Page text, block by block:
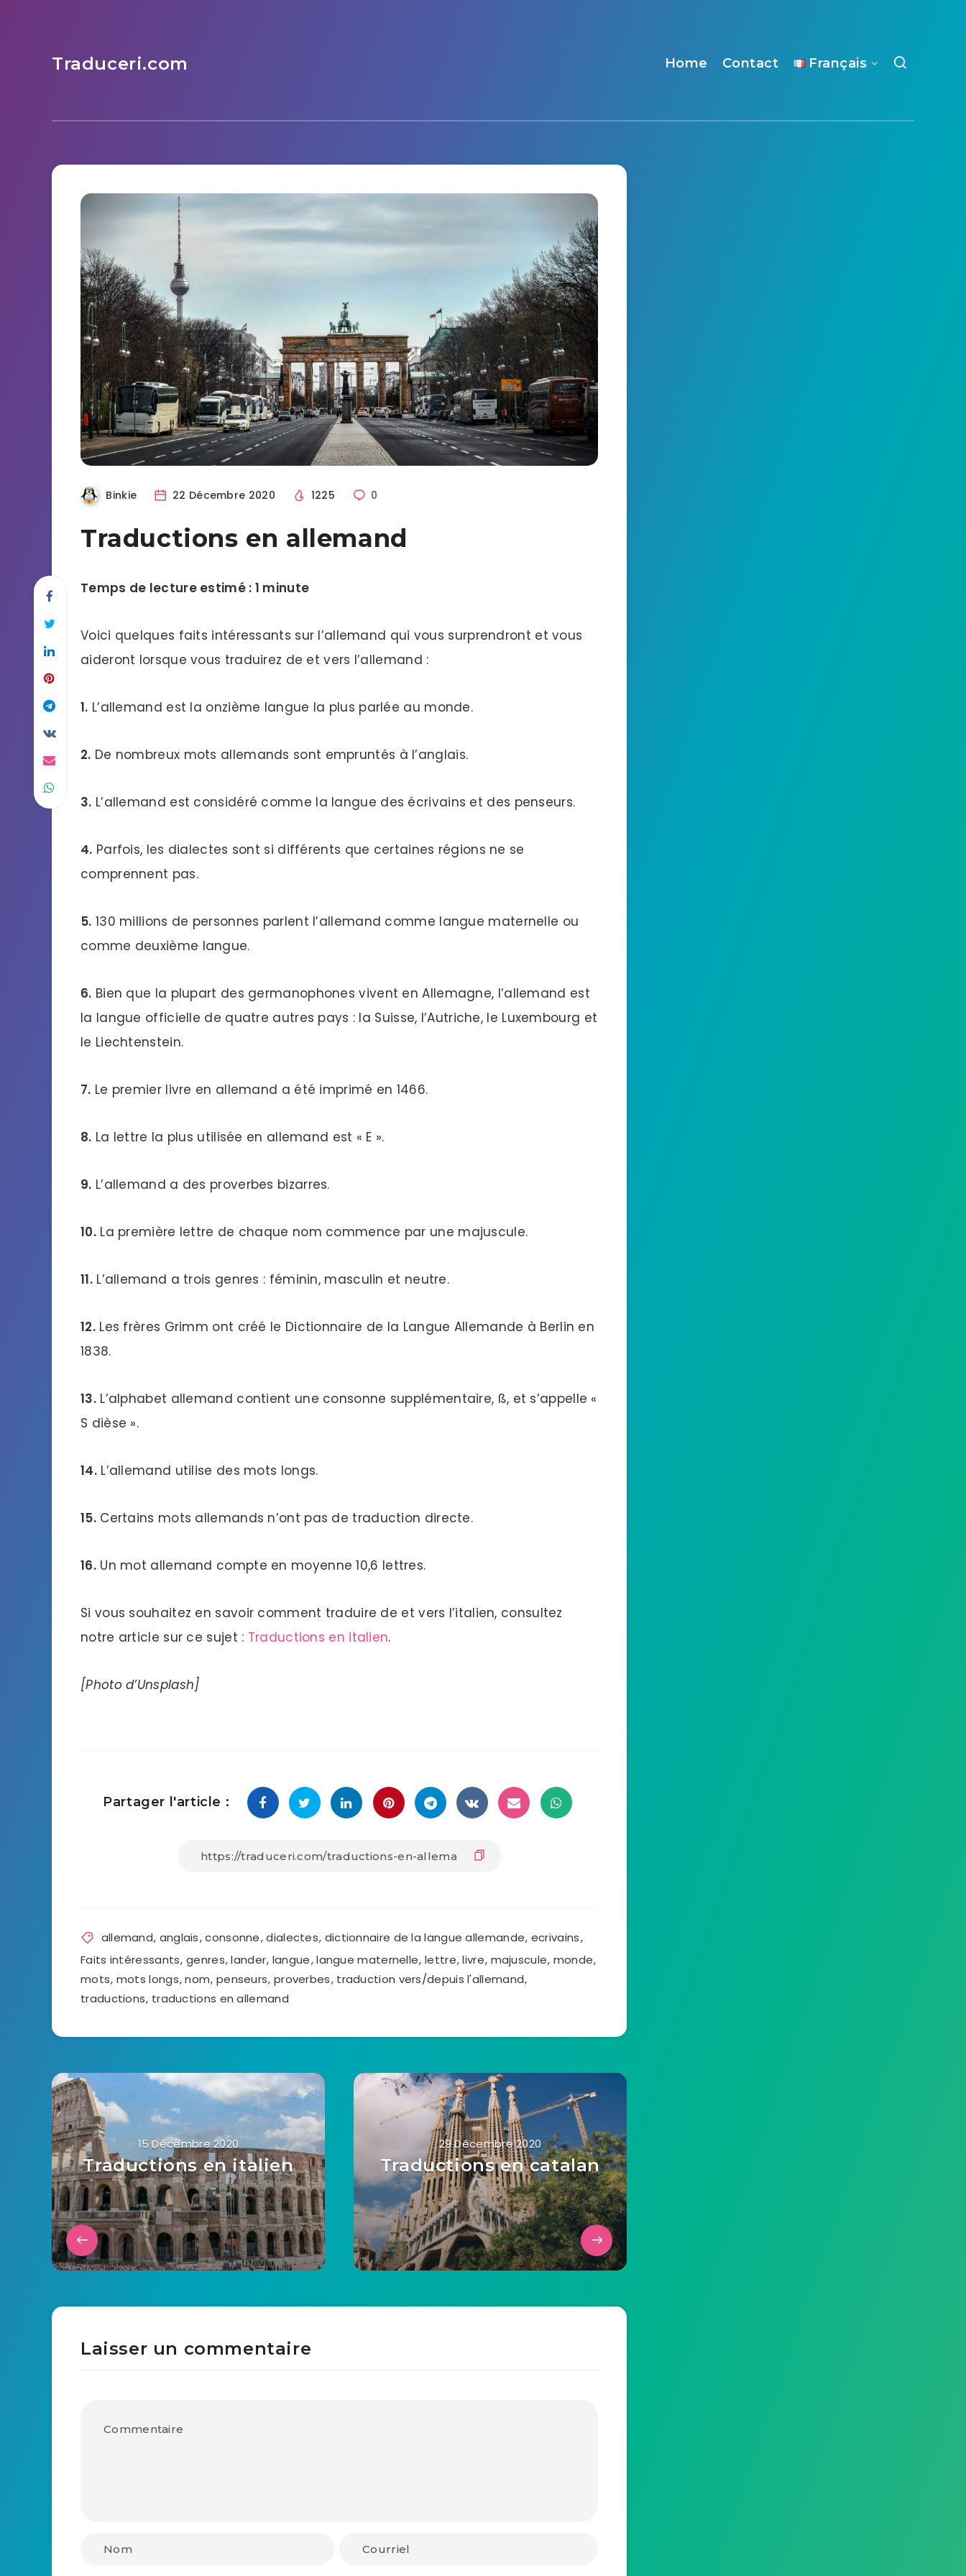
Traduceri.com Home Contact Français
Binkie 22 Décembre 2020 1225 0
Traductions en allemand
Temps de lecture estimé : 1 minute
Voici quelques faits intéressants sur l’allemand qui vous surprendront et vous
aideront lorsque vous traduirez de et vers l’allemand :
1. L’allemand est la onzième langue la plus parlée au monde.
2. De nombreux mots allemands sont empruntés à l’anglais.
3. L’allemand est considéré comme la langue des écrivains et des penseurs.
4. Parfois, les dialectes sont si différents que certaines régions ne se
comprennent pas.
5. 130 millions de personnes parlent l’allemand comme langue maternelle ou
comme deuxième langue.
6. Bien que la plupart des germanophones vivent en Allemagne, l’allemand est
la langue officielle de quatre autres pays : la Suisse, l’Autriche, le Luxembourg et
le Liechtenstein.
7. Le premier livre en allemand a été imprimé en 1466.
8. La lettre la plus utilisée en allemand est « E ».
9. L’allemand a des proverbes bizarres.
10.La première lettre de chaque nom commence par une majuscule.
11.L’allemand a trois genres : féminin, masculin et neutre.
12.Les frères Grimm ont créé le Dictionnaire de la Langue Allemande à Berlin en
1838.
13.L’alphabet allemand contient une consonne supplémentaire, ß, et s’appelle «
S dièse ».
14.L’allemand utilise des mots longs.
15.Certains mots allemands n’ont pas de traduction directe.
16.Un mot allemand compte en moyenne 10,6 lettres.
Si vous souhaitez en savoir comment traduire de et vers l’italien, consultez
notre article sur ce sujet : Traductions en italien.
[Photo d’Unsplash]
Partager l'article :
allemand, anglais,consonne,dialectes, dictionnaire de la langue allemande, ecrivains,
Faits intéressants,genres,lander, langue,langue maternelle, lettre,livre, majuscule, monde,
mots, mots longs,nom, penseurs, proverbes, traduction vers/depuis l'allemand,
traductions, traductions en allemand
15 Décembre 2020
Traductions en italien
29 Décembre 2020
Traductions en catalan
Laisser un commentaire